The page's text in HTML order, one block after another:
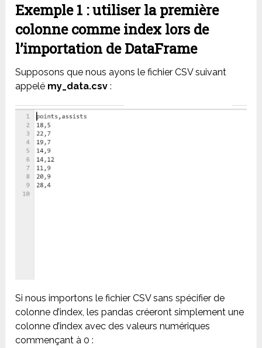
Exemple 1 : utiliser la première
colonne comme index lors de
l’importation de DataFrame
Supposons que nous ayons le fichier CSV suivant
appelé my_data.csv :
Si nous importons le fichier CSV sans spécifier de
colonne d’index, les pandas créeront simplement une
colonne d’index avec des valeurs numériques
commençant à 0 :